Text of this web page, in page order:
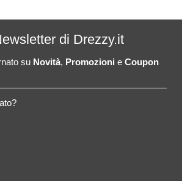
di Drezzy.it
su Novità, Promozioni e Coupon